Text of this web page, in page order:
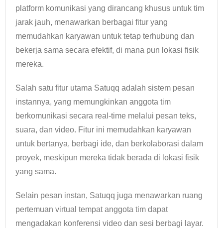
platform komunikasi yang dirancang khusus untuk tim
jarak jauh, menawarkan berbagai fitur yang
memudahkan karyawan untuk tetap terhubung dan
bekerja sama secara efektif, di mana pun lokasi fisik
mereka.
Salah satu fitur utama Satuqq adalah sistem pesan
instannya, yang memungkinkan anggota tim
berkomunikasi secara real-time melalui pesan teks,
suara, dan video. Fitur ini memudahkan karyawan
untuk bertanya, berbagi ide, dan berkolaborasi dalam
proyek, meskipun mereka tidak berada di lokasi fisik
yang sama.
Selain pesan instan, Satuqq juga menawarkan ruang
pertemuan virtual tempat anggota tim dapat
mengadakan konferensi video dan sesi berbagi layar.